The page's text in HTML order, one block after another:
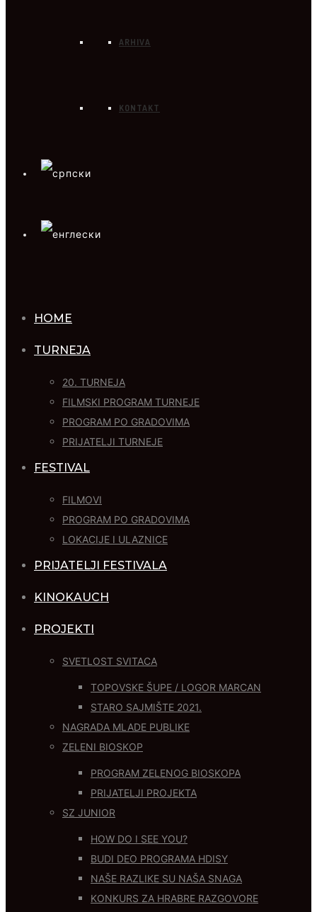
ARHIVA
KONTAKT
HOME
TURNEJA
20. TURNEJA
FILMSKI PROGRAM TURNEJE
PROGRAM PO GRADOVIMA
PRIJATELJI TURNEJE
FESTIVAL
FILMOVI
PROGRAM PO GRADOVIMA
LOKACIJE I ULAZNICE
PRIJATELJI FESTIVALA
KINOKAUCH
PROJEKTI
SVETLOST SVITACA
TOPOVSKE ŠUPE / LOGOR MARCAN
STARO SAJMIŠTE 2021.
NAGRADA MLADE PUBLIKE
ZELENI BIOSKOP
PROGRAM ZELENOG BIOSKOPA
PRIJATELJI PROJEKTA
SZ JUNIOR
HOW DO I SEE YOU?
BUDI DEO PROGRAMA HDISY
NAŠE RAZLIKE SU NAŠA SNAGA
KONKURS ZA HRABRE RAZGOVORE